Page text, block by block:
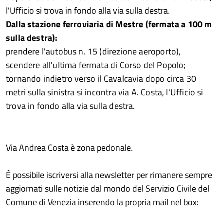
l'Ufficio si trova in fondo alla via sulla destra.
Dalla stazione ferroviaria di Mestre (fermata a 100 m
sulla destra):
prendere l'autobus n. 15 (direzione aeroporto),
scendere all'ultima fermata di Corso del Popolo;
tornando indietro verso il Cavalcavia dopo circa 30
metri sulla sinistra si incontra via A. Costa, l'Ufficio si
trova in fondo alla via sulla destra.
Via Andrea Costa è zona pedonale.
É possibile iscriversi alla newsletter per rimanere sempre
aggiornati sulle notizie dal mondo del Servizio Civile del
Comune di Venezia inserendo la propria mail nel box: